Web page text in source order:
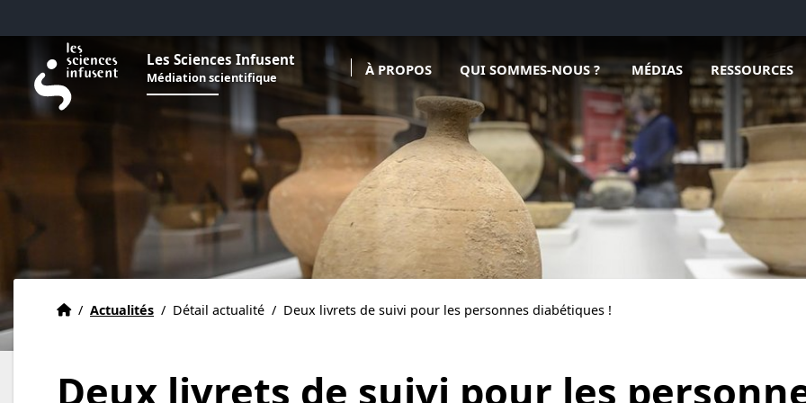
Les Sciences Infusent
Médiation scientifique À PROPOS QUI SOMMES-NOUS ?
Ouvrir le sous menu de Qui sommes-nous ?
MÉDIAS
Ouvrir le sous menu de
RESSOURCES
Accueil
Accueil
/ Actualités / Détail actualité / Deux livrets de suivi pour les personnes diabétiques !
Deux livrets de suivi pour les